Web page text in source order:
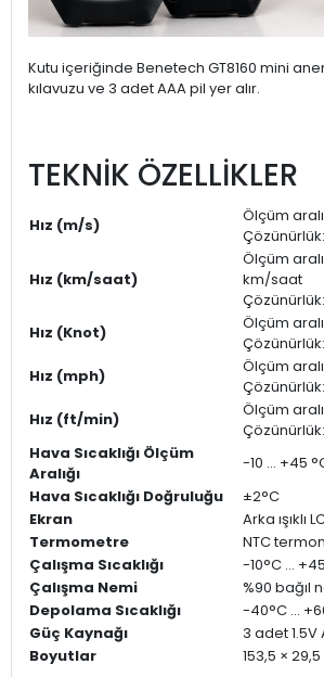
Kutu içeriğinde Benetech GT8160 mini
kılavuzu ve 3 adet AAA pil yer alır.
TEKNİK ÖZELLİKLER
Hız (m/s)
Ölçüm
Çözünürlük:
Hız (km/saat)
Ölçüm
km/saat
Hız (Knot)
Ölçüm
Hız (mph)
Ölçüm
Hız (ft/min)
Ölçüm
Hava Sıcaklığı Ölçüm
Aralığı
-10 … +45
Hava Sıcaklığı Doğruluğu
±2°C
Ekran
Arka ışıklı
Termometre
NTC
Çalışma Sıcaklığı
-10°C ...
Çalışma Nemi
%90 bağıl
Depolama Sıcaklığı
-40°C ...
Güç Kaynağı
3 adet 1.5V
Boyutlar
153,5 ×